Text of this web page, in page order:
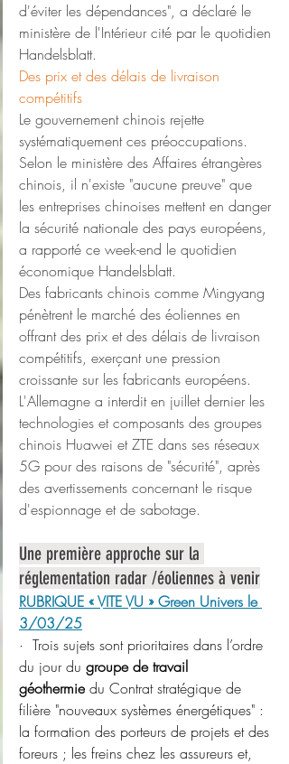
d'éviter les dépendances", a déclaré le
ministère de l'Intérieur cité par le quotidien
Handelsblatt.
Des prix et des délais de livraison
compétitifs
Le gouvernement chinois rejette
systématiquement ces préoccupations.
Selon le ministère des Affaires étrangères
chinois, il n'existe "aucune preuve" que
les entreprises chinoises mettent en danger
la sécurité nationale des pays européens,
a rapporté ce week-end le quotidien
économique Handelsblatt.
Des fabricants chinois comme Mingyang
pénètrent le marché des éoliennes en
offrant des prix et des délais de livraison
compétitifs, exerçant une pression
croissante sur les fabricants européens.
L'Allemagne a interdit en juillet dernier les
technologies et composants des groupes
chinois Huawei et ZTE dans ses réseaux
5G pour des raisons de "sécurité", après
des avertissements concernant le risque
d'espionnage et de sabotage.
Une première approche sur la
réglementation radar /éoliennes à venir
RUBRIQUE « VITE VU » Green Univers le
3/03/25
·  Trois sujets sont prioritaires dans l’ordre
du jour du groupe de travail
géothermie du Contrat stratégique de
filière "nouveaux systèmes énergétiques" :
la formation des porteurs de projets et des
foreurs ; les freins chez les assureurs et,